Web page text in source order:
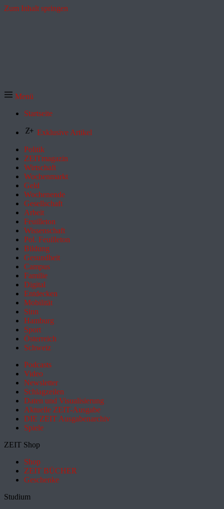
Zum Inhalt springen
Menü
Startseite
Exklusive Artikel
Politik
ZEITmagazin
Wirtschaft
Wochenmarkt
Geld
Wochenende
Gesellschaft
Arbeit
Feuilleton
Wissenschaft
Pol. Feuilleton
Bildung
Gesundheit
Campus
Familie
Digital
Entdecken
Mobilität
Sinn
Hamburg
Sport
Österreich
Schweiz
Podcasts
Video
Newsletter
Schlagzeilen
Daten und Visualisierung
Aktuelle ZEIT-Ausgabe
DIE ZEIT Ausgabenarchiv
Spiele
ZEIT Shop
Shop
ZEIT BÜCHER
Geschenke
Studium